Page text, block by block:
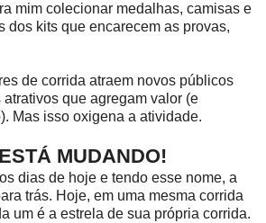
mim colecionar medalhas, camisas e
dos kits que encarecem as provas,
de corrida atraem novos públicos
que agregam valor (e
Mas isso oxigena a atividade.
MUDANDO!
dias de hoje e tendo esse nome, a
trás. Hoje, em uma mesma corrida
um é a estrela de sua própria corrida.